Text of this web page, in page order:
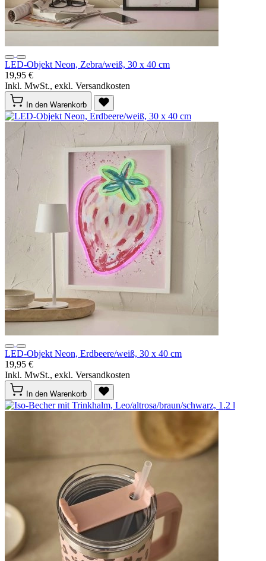
LED-Objekt Neon, Zebra/weiß, 30 x 40 cm
19,95 €
Inkl. MwSt., exkl. Versandkosten
In den Warenkorb
LED-Objekt Neon, Erdbeere/weiß, 30 x 40 cm
19,95 €
Inkl. MwSt., exkl. Versandkosten
In den Warenkorb